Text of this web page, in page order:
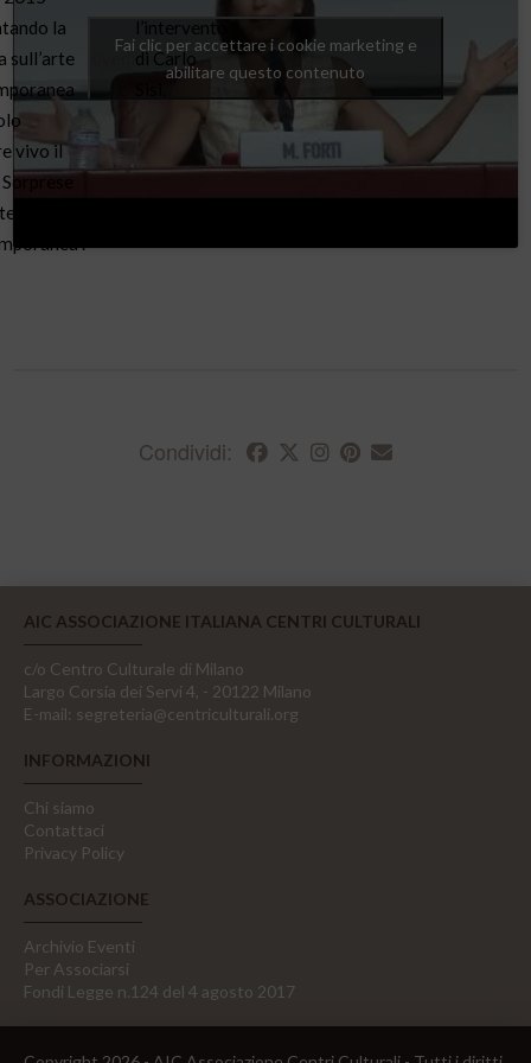
la
sull’arte
vivo il
Rivedi
l’intervento
di Carlo
Fai clic per accettare i cookie marketing e
abilitare questo contenuto
Condividi:
AIC ASSOCIAZIONE ITALIANA CENTRI CULTURALI
c/o Centro Culturale di Milano
Largo Corsia dei Servi 4, - 20122 Milano
E-mail: segreteria@centriculturali.org
INFORMAZIONI
Chi siamo
Contattaci
Privacy Policy
ASSOCIAZIONE
Archivio Eventi
Per Associarsi
Fondi Legge n.124 del 4 agosto 2017